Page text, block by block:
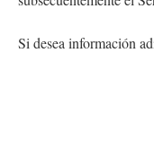
Si desea información